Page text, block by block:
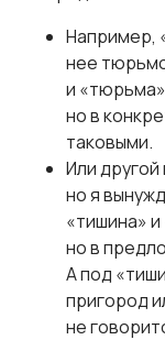
Например,
нее
и
но в
таковыми.
Или
но я
«тишина»
но в
А под
пригород
не